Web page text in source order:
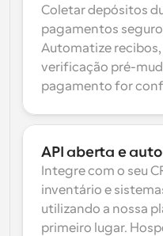
Coletar depósitos
pagamentos
Automatize
verificação pré-
pagamento for
API aberta e
Integre com o seu
inventário e
utilizando a nossa
primeiro lugar.